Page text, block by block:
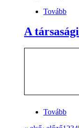
Tovább
A
Tovább